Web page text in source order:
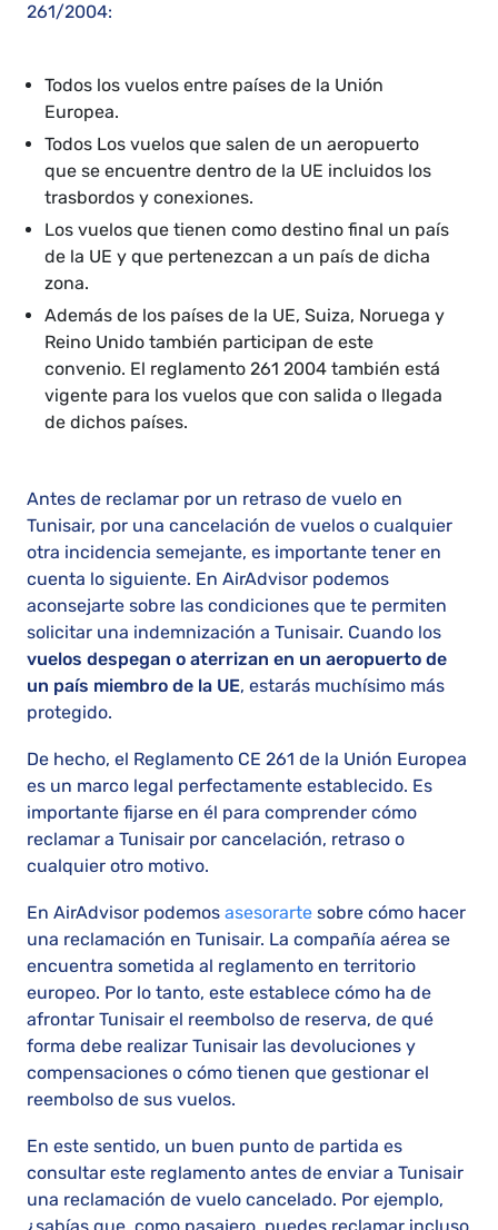
261/2004:
Todos los vuelos entre países de la Unión
Europea.
Todos Los vuelos que salen de un aeropuerto
que se encuentre dentro de la UE incluidos los
trasbordos y conexiones.
Los vuelos que tienen como destino final un país
de la UE y que pertenezcan a un país de dicha
zona.
Además de los países de la UE, Suiza, Noruega y
Reino Unido también participan de este
convenio. El reglamento 261 2004 también está
vigente para los vuelos que con salida o llegada
de dichos países.
Antes de reclamar por un retraso de vuelo en
Tunisair, por una cancelación de vuelos o cualquier
otra incidencia semejante, es importante tener en
cuenta lo siguiente. En AirAdvisor podemos
aconsejarte sobre las condiciones que te permiten
solicitar una indemnización a Tunisair. Cuando los
vuelos despegan o aterrizan en un aeropuerto de
un país miembro de la UE, estarás muchísimo más
protegido.
De hecho, el Reglamento CE 261 de la Unión Europea
es un marco legal perfectamente establecido. Es
importante fijarse en él para comprender cómo
reclamar a Tunisair por cancelación, retraso o
cualquier otro motivo.
En AirAdvisor podemos asesorarte sobre cómo hacer
una reclamación en Tunisair. La compañía aérea se
encuentra sometida al reglamento en territorio
europeo. Por lo tanto, este establece cómo ha de
afrontar Tunisair el reembolso de reserva, de qué
forma debe realizar Tunisair las devoluciones y
compensaciones o cómo tienen que gestionar el
reembolso de sus vuelos.
En este sentido, un buen punto de partida es
consultar este reglamento antes de enviar a Tunisair
una reclamación de vuelo cancelado. Por ejemplo,